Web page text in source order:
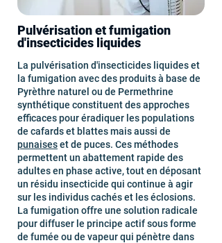
Pulvérisation et fumigation
d'insecticides liquides
La pulvérisation d'insecticides liquides et
la fumigation avec des produits à base de
Pyrèthre naturel ou de Permethrine
synthétique constituent des approches
efficaces pour éradiquer les populations
de cafards et blattes mais aussi de
punaiseset de puces. Ces méthodes
permettent un abattement rapide des
adultes en phase active, tout en déposant
un résidu insecticide qui continue à agir
sur les individus cachés et les éclosions.
La fumigation offre une solution radicale
pour diffuser le principe actif sous forme
de fumée ou de vapeur qui pénètre dans